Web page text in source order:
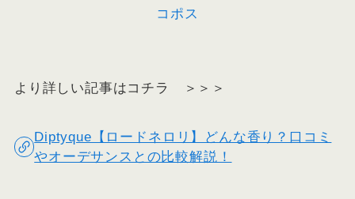
コポス
より詳しい記事はコチラ ＞＞＞
Diptyque【ロードネロリ】どんな香り？口コミ
やオーデサンスとの比較解説！